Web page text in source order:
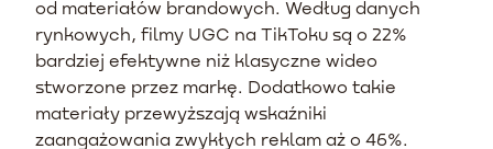
od materiałów brandowych. Według danych
rynkowych, filmy UGC na TikToku są o 22%
bardziej efektywne niż klasyczne wideo
stworzone przez markę. Dodatkowo takie
materiały przewyższają wskaźniki
zaangażowania zwykłych reklam aż o 46%.